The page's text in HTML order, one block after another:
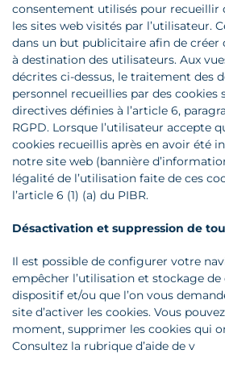
consentement utilisés pour recueillir
les sites web visités par l’utilisateur.
dans un but publicitaire afin de créer
à destination des utilisateurs. Aux
décrites ci-dessus, le traitement des
personnel recueillies par des cookies
directives définies à l’article 6,
RGPD. Lorsque l’utilisateur accepte
cookies recueillis après en avoir été
notre site web (bannière
légalité de l’utilisation faite de ces
l’article 6 (1) (a) du PIBR.
Désactivation et suppression de
Il est possible de configurer votre
empêcher l’utilisation et stockage
dispositif et/ou que l’on vous
site d’activer les cookies. Vous
moment, supprimer les cookies qui
Consultez la rubrique d’aide de v